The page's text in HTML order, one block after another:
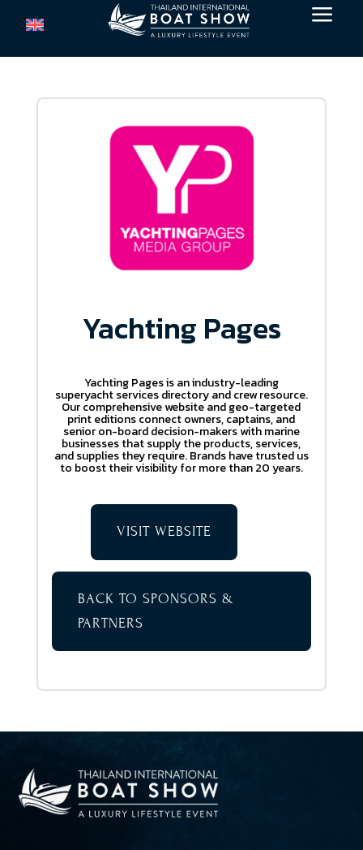
a
Yachting Pages
Yachting Pages is an industry-leading
superyacht services directory and crew resource.
Our comprehensive website and geo-targeted
print editions connect owners, captains, and
senior on-board decision-makers with marine
businesses that supply the products, services,
and supplies they require. Brands have trusted us
to boost their visibility for more than 20 years.
VISIT WEBSITE
BACK TO SPONSORS &
PARTNERS